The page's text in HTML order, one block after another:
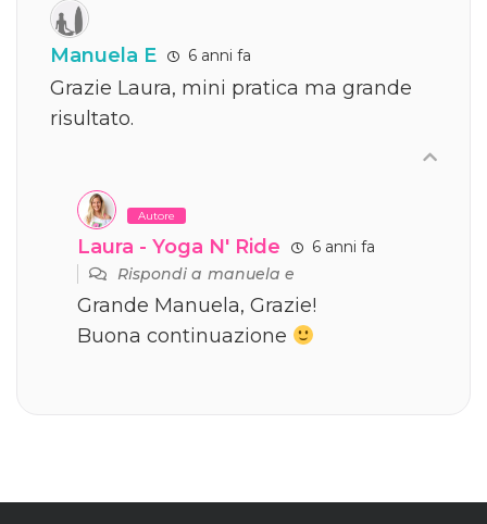
Manuela E 6 anni fa
Grazie Laura, mini pratica ma grande
risultato.
Autore
Laura - Yoga N' Ride
6 anni fa
Rispondi amanuela e
Grande Manuela, Grazie!
Buona continuazione